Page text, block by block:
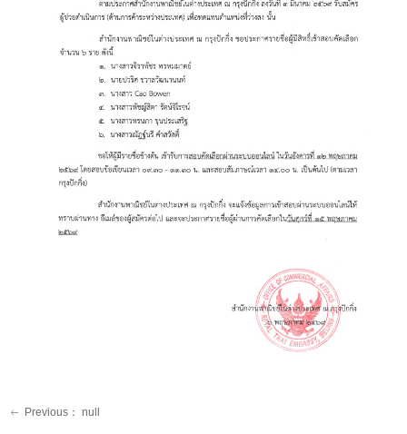
ꂃ Previous： null